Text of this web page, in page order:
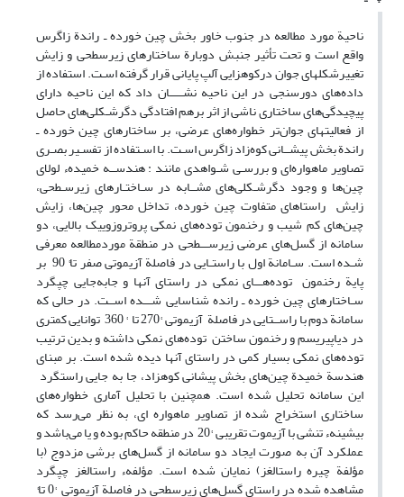
ناحیة مورد مطالعه در جنوب خاور بخش چین خورده ـ راندة زاگرس
واقع است و تحت تأثیر جنبش دوبارة ساختارهای زیرسطحی و زایش
تغییرشکلهای جوان درکوهزایی آلپ پایانی قرار گرفته اسـت. استفاده از
داده‌های دورسنجی در این ناحیه نشـــــان داد که این ناحیه دارای
پیچیدگی‌های ساختاری ناشی از اثر برهم افتادگی دگرشـکلی‌های حاصل
از فعالیتهای جوان‌‌تر خطواره‌های عرضی‌، بر ساختارهای چین خورده ـ
راندة بخش پیشــانی کوه‌زاد زاگرس اسـت. با اسـتفاده از تفسـیر بصـری
تصاویر ماهواره‌‌‌ای و بررسـی شـواهدی مانند : هندســه خمیدهء لولای
چین‌ها و وجود دگرشـکلی‌های مشــابه در سـاختـارهای زیرسـطحی،
زایش راستاهای متفاوت چین خورده‌، تداخل محور چین‌ها‌، زایش
چین‌های کم شیب و رخنمون توده‌های نمکی پروتروزوییک بالایی، دو
سامانه از گسل‌های عرضی زیرســـطحی در منطقة موردمطالعه معرفی
شـده است. سـامانة اول با راستـایی در فاصلة آزیموتی صفر تا° 90 بر
پایة رخنمون توده‌هـــای نمکی در راستای آنها و جابه‌جایی چپگرد
سـاختارهای چین خورده ـ رانده شناسایی شـــده اســت. در حالی که
سامانة دوم با راســتایی در فاصلة آزیموتی °270 تا ° 360 توانایی کمتری
در دیاپیریسم و رخنمون ساختن توده‌های نمکی داشته و بدین ترتیب
توده‌های نمکی بسیار کمی در راستای آنها دیده شده است. بر مبنای
هندسة خمیدة چین‌های بخش پیشانی کوهزاد، جا به جایی راستگرد
این سامانه تحلیل شده است. همچنین با تحلیل آماری خطواره‌های
ساختاری استخراج شده از تصاویر ماهواره ای، به نظر می‌رسد که
بیشینهء تنشی با آزیموت تقریبی °20 در منطقه حاکم بوده و یا می‌باشد و
عملکرد آن به صورت ایجاد دو سامانه از گسل‌های برشی مزدوج (با
مؤلفة چیره راستالغز) نمایان شده است. مؤلفهء راستالغز چپگرد
مشاهده شده در راستای گسل‌های زیرسطحی در فاصلة آزیموتی °0 تا°